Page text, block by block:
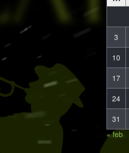
3
10
17
24
31
« feb